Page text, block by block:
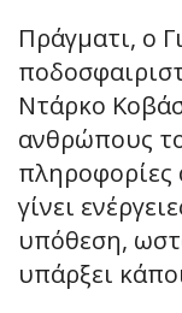
Πράγματι, ο
Ντάρκο
ανθρώπους
πληροφορίες
γίνει
υπόθεση,
υπάρξει